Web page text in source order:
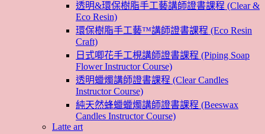
透明&環保樹脂手工藝講師證書課程 (Clear &
Eco Resin)
環保樹脂手工藝™講師證書課程 (Eco Resin
Craft)
日式唧花手工梘講師證書課程 (Piping Soap
Flower Instructor Course)
透明蠟燭講師證書課程 (Clear Candles
Instructor Course)
純天然蜂蠟蠟燭講師證書課程 (Beeswax
Candles Instructor Course)
Latte art